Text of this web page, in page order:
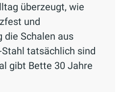
überzeugt, wie
und
Schalen aus
tatsächlich sind
gibt Bette 30 Jahre